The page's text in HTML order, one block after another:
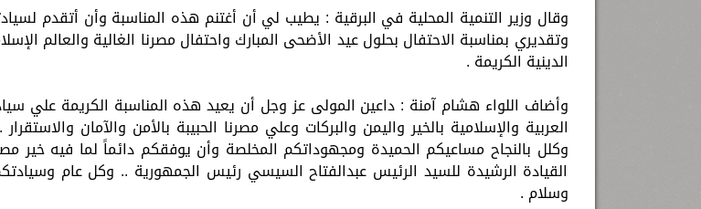
وقال وزير التنمية المحلية في البرقية : يطيب لي أن أغتنم هذه المناسبة وأن أتقدم
وتقديري بمناسبة الاحتفال بحلول عيد الأضحى المبارك واحتفال مصرنا الغالية والعالم
الدينية الكريمة .
وأضاف اللواء هشام آمنة : داعين المولى عز وجل أن يعيد هذه المناسبة الكريمة علي
العربية والإسلامية بالخير واليمن والبركات وعلي مصرنا الحبيبة بالأمن والآمان
وكلل بالنجاح مساعيكم الحميدة ومجهوداتكم المخلصة وأن يوفقكم دائماً لما فيه خير
القيادة الرشيدة للسيد الرئيس عبدالفتاح السيسي رئيس الجمهورية .. وكل عام
وسلام .